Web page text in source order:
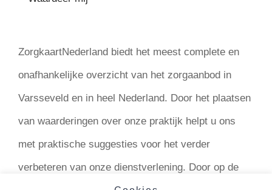
ZorgkaartNederland biedt het meest complete en
onafhankelijke overzicht van het zorgaanbod in
Varsseveld en in heel Nederland. Door het plaatsen
van waarderingen over onze praktijk helpt u ons
met praktische suggesties voor het verder
verbeteren van onze dienstverlening. Door op de